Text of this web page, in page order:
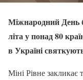
Міжнародний День
літа у понад 80
в Україні
Міні Рівне закликає